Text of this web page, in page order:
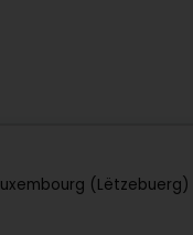
(Lëtzebuerg)